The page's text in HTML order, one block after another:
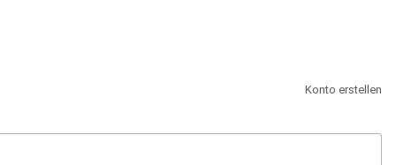
Konto erstellen